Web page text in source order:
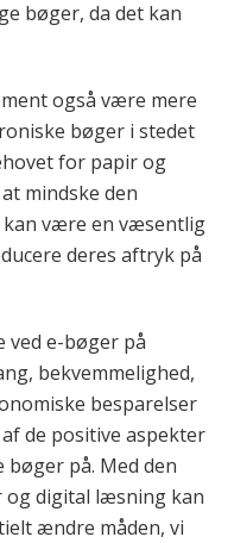
bøger, da det kan
også være mere
bøger i stedet
for papir og
mindske den
kan være en væsentlig
deres aftryk på
ved e-bøger på
bekvemmelighed,
besparelser
de positive aspekter
bøger på. Med den
digital læsning kan
ændre måden, vi